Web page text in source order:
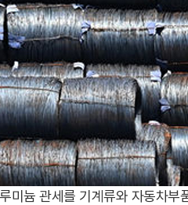
미늄 관세를 기계류와 자동차